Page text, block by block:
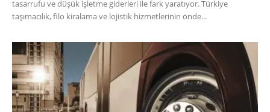
tasarrufu ve düşük işletme giderleri ile fark yaratıyor. Türkiye
taşımacılık, filo kiralama ve lojistik hizmetlerinin önde...